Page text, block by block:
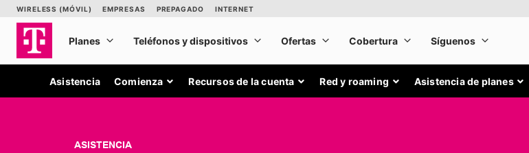
Asistencia Comienza Recursos de la cuenta Red y roaming Asistencia de planes
ASISTENCIA